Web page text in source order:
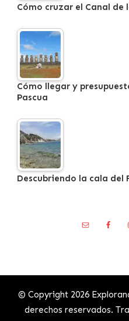
Cómo cruzar el Canal de
Cómo llegar y
Pascua
Descubriendo la cala del
© Copyright 2026
derechos reservados.